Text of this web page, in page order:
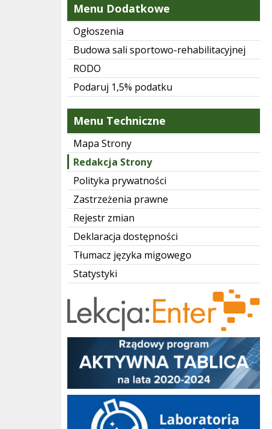
Menu Dodatkowe
Ogłoszenia
Budowa sali sportowo-rehabilitacyjnej
RODO
Podaruj 1,5% podatku
Menu Techniczne
Mapa Strony
Redakcja Strony
Polityka prywatności
Zastrzeżenia prawne
Rejestr zmian
Deklaracja dostępności
Tłumacz języka migowego
Statystyki
Laboratoria Przyszłości